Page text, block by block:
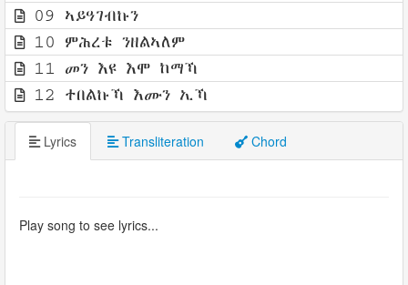
09 ኣይዓገብኩን
10 ምሕረቱ ንዘልኣለም
11 መን እዩ እሞ ከማኻ
12 ተበልኩኻ እሙን ኢኻ
Lyrics Transliteration Chord
Play song to see lyrics...